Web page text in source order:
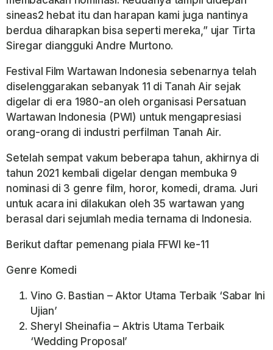
sineas2 hebat itu dan harapan kami juga nantinya
berdua diharapkan bisa seperti mereka,” ujar Tirta
Siregar diangguki Andre Murtono.
Festival Film Wartawan Indonesia sebenarnya telah
diselenggarakan sebanyak 11 di Tanah Air sejak
digelar di era 1980-an oleh organisasi Persatuan
Wartawan Indonesia (PWI) untuk mengapresiasi
orang-orang di industri perfilman Tanah Air.
Setelah sempat vakum beberapa tahun, akhirnya di
tahun 2021 kembali digelar dengan membuka 9
nominasi di 3 genre film, horor, komedi, drama. Juri
untuk acara ini dilakukan oleh 35 wartawan yang
berasal dari sejumlah media ternama di Indonesia.
Berikut daftar pemenang piala FFWI ke-11
Genre Komedi
Vino G. Bastian – Aktor Utama Terbaik ‘Sabar Ini
Ujian’
Sheryl Sheinafia – Aktris Utama Terbaik
‘Wedding Proposal’